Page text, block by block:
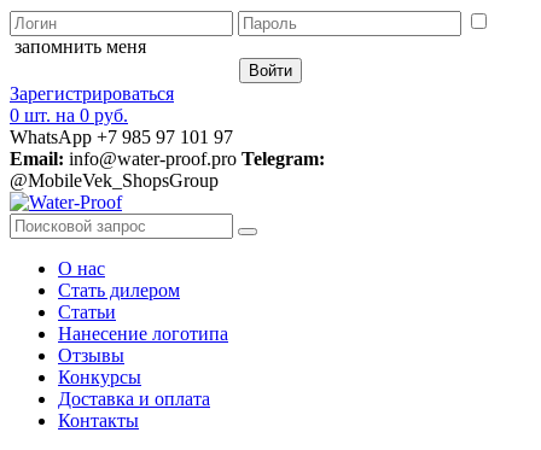
запомнить меня
Зарегистрироваться
0 шт. на 0 руб.
WhatsApp +7 985 97 101 97
Email: info@water-proof.pro Telegram:
@MobileVek_ShopsGroup
О нас
Стать дилером
Статьи
Нанесение логотипа
Отзывы
Конкурсы
Доставка и оплата
Контакты